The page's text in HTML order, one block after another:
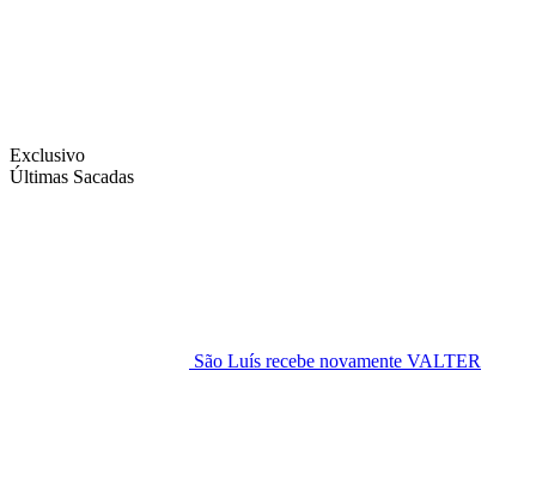
Exclusivo
Últimas Sacadas
São Luís recebe novamente VALTER